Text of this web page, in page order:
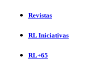
Revistas
RL Iniciativas
RL+65